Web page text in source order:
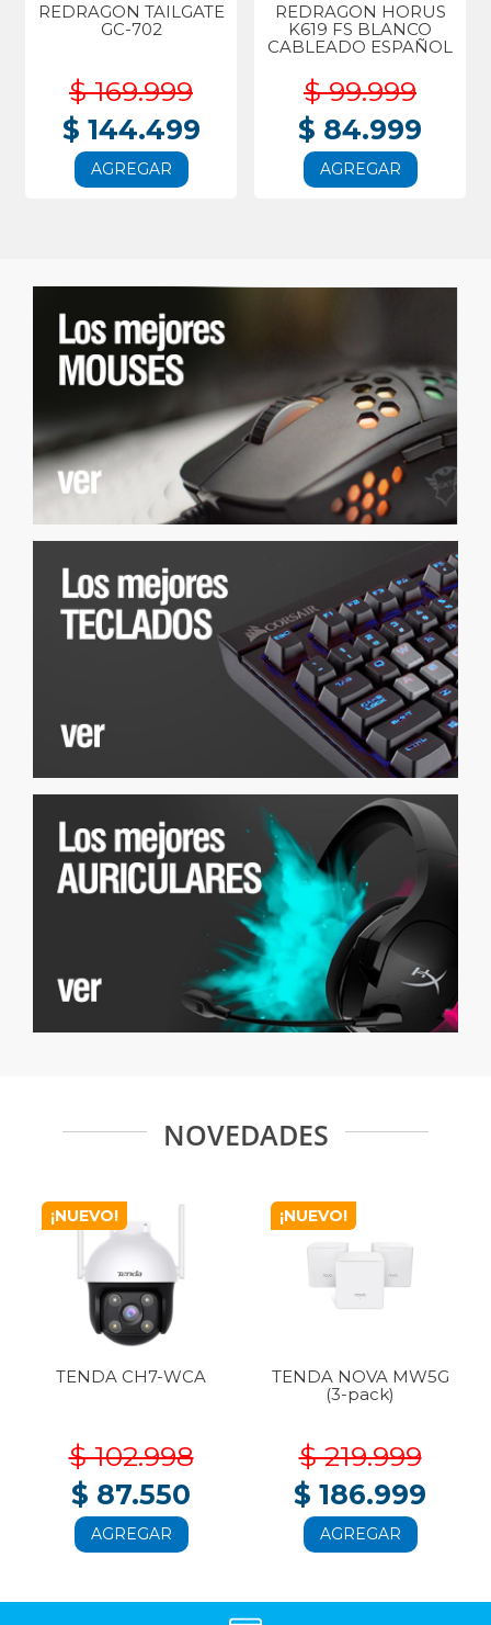
REDRAGON TAILGATE
GC-702
$ 169.999
$ 144.499
AGREGAR
REDRAGON HORUS
K619 FS BLANCO
CABLEADO ESPAÑOL
$ 99.999
$ 84.999
AGREGAR
NOVEDADES
¡NUEVO!
TENDA CH7-WCA
$ 102.998
$ 87.550
AGREGAR
¡NUEVO!
TENDA NOVA MW5G
(3-pack)
$ 219.999
$ 186.999
AGREGAR